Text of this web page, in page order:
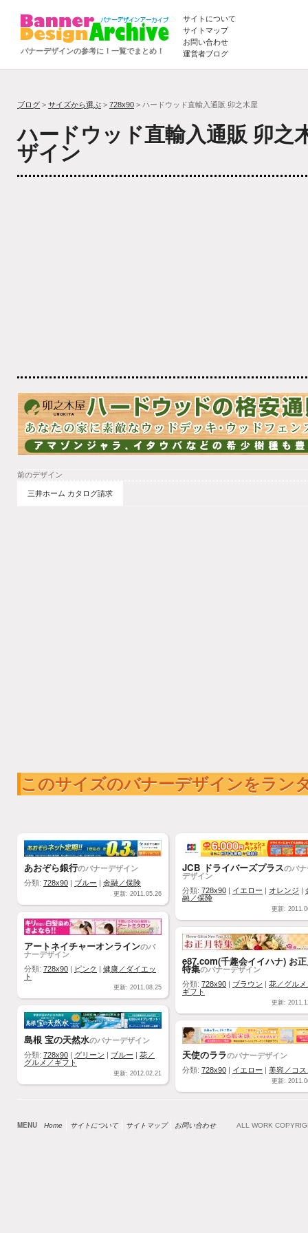
バナーデザインの参考に！一覧でまとめ！
サイトについて
サイトマップ
お問い合わせ
運営者ブログ
ブログ > サイズから選ぶ > 728x90 > ハードウッド直輸入通販 卯之木屋
ハードウッド直輸入通販 卯之
ザイン
前のデザイン
三井ホーム カタログ請求
このサイズのバナーデザインをラン
あおぞら銀行のバナーデザイン
分類: 728x90 ブルー 金融／保険
更新: 2011.05.26
JCB ドライバーズプラスのバ
デザイン
分類: 728x90 イエロー オレンジ
融／保険
更新:
アートネイチャーオンラインのバ
ナーデザイン
分類: 728x90 ピンク
健康／ダイエッ
ト
更新: 2011.08.25
e87.com(千趣会イイハナ) お
特集のバナーデザイン
分類: 728x90 ブラウン
花／グルメ
ギフト
更新:
島根 宝の天然水のバナーデザイン
分類: 728x90 グリーン ブルー
花／
グルメ／ギフト
更新: 2012.02.21
天使のララのバナーデザイン
分類: 728x90 イエロー 美容／コス
更新:
MENU Home サイトについて サイトマップ お問い合わせ ALL WORK